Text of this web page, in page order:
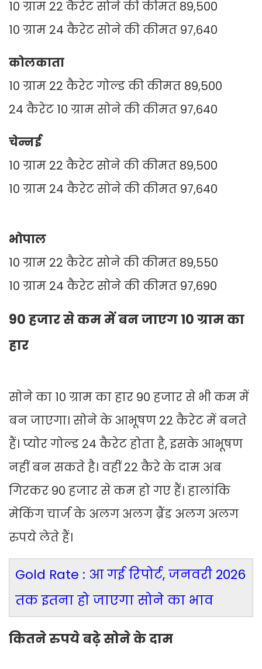
10 ग्राम 22 कैरेट सोने की कीमत 89,500
10 ग्राम 24 कैरेट सोने की कीमत 97,640
कोलकाता
10 ग्राम 22 कैरेट गोल्ड की कीमत 89,500
24 कैरेट 10 ग्राम सोने की कीमत 97,640
चेन्नई
10 ग्राम 22 कैरेट सोने की कीमत 89,500
10 ग्राम 24 कैरेट सोने की कीमत 97,640
भोपाल
10 ग्राम 22 कैरेट सोने की कीमत 89,550
10 ग्राम 24 कैरेट सोने की कीमत 97,690
90 हजार से कम में बन जाएग 10 ग्राम का
हार
सोने का 10 ग्राम का हार 90 हजार से भी कम में
बन जाएगा। सोने के आभूषण 22 कैरेट में बनते
हैं। प्योर गोल्ड 24 कैरेट होता है, इसके आभूषण
नहीं बन सकते है। वहीं 22 कैरे के दाम अब
गिरकर 90 हजार से कम हो गए हैं। हालांकि
मेकिंग चार्ज के अलग अलग ब्रैंड अलग अलग
रुपये लेते हैं।
Gold Rate : आ गई रिपोर्ट, जनवरी 2026
तक इतना हो जाएगा सोने का भाव
कितने रुपये बढ़े सोने के दाम